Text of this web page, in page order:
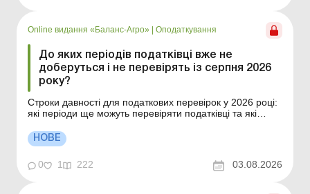
Online видання «Баланс-Агро» Оподаткування
До яких періодів податківці вже не
доберуться і не перевірять із серпня 2026
року?
Строки давності для податкових перевірок у 2026 році:
які періоди ще можуть перевіряти податківці та які
право на перевірку За які податкові періоди
підприємству вже можна не очікувати донарахувань
НОВЕ
0 1 222 03.08.2026